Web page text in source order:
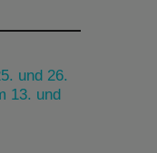
und 26.
13. und